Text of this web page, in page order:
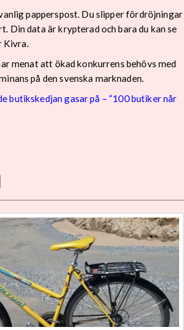
papperspost. Du slipper fördröjningar
Din data är krypterad och bara du kan se
Kivra.
menat att ökad konkurrens behövs med
på den svenska marknaden.
butikskedjan gasar på – “100 butiker når